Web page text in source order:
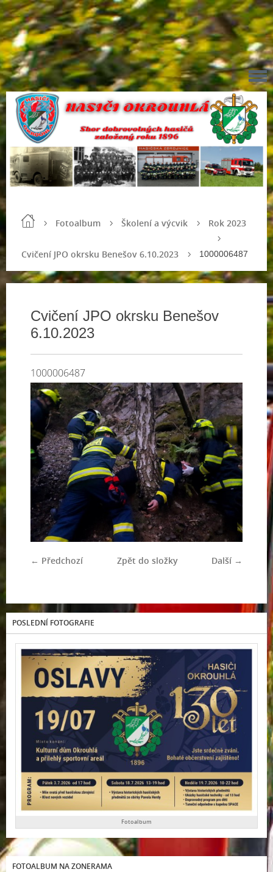
Fotoalbum Školení a výcvik Rok 2023
Cvičení JPO okrsku Benešov 6.10.2023 1000006487
Cvičení JPO okrsku Benešov
6.10.2023
1000006487
← Předchozí Další →
Zpět do složky
POSLEDNÍ FOTOGRAFIE
Fotoalbum
FOTOALBUM NA ZONERAMA